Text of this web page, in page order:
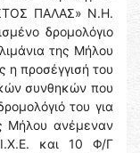
ΠΑΛΑΣ» Ν.Η.
δρομολόγιο
της Μήλου
η προσέγγισή του
συνθηκών που
του για
Μήλου ανέμεναν
και 10 Φ/Γ